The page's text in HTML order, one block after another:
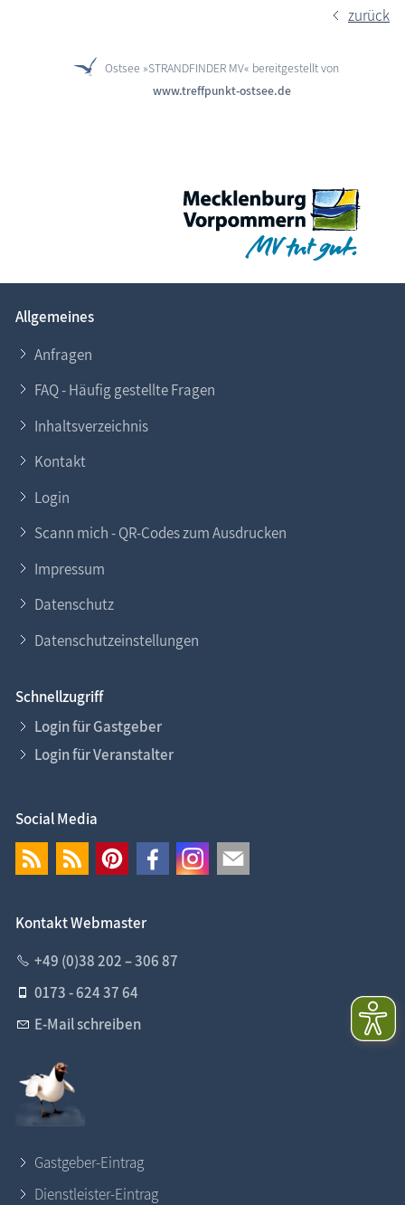
zurück
Ostsee »STRANDFINDER MV« bereitgestellt von
www.treffpunkt-ostsee.de
Allgemeines
Anfragen
FAQ - Häufig gestellte Fragen
Inhaltsverzeichnis
Kontakt
Login
Scann mich - QR-Codes zum Ausdrucken
Impressum
Datenschutz
Datenschutzeinstellungen
Schnellzugriff
Login für Gastgeber
Login für Veranstalter
Social Media
Kontakt Webmaster
+49 (0)38 202 – 306 87
0173 - 624 37 64
E-Mail schreiben
Gastgeber-Eintrag
Dienstleister-Eintrag